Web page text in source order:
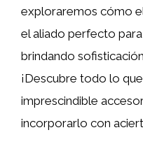
exploraremos cómo
el aliado perfecto
brindando
¡Descubre todo lo
imprescindible
incorporarlo con